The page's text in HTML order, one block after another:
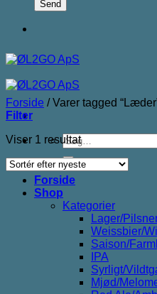
Søg
efter:
Forside
Shop
Kategorier
Lager/
Weissbier/
Saison/
IPA
Syrligt/
Mjød/
Forside /Varer tagged
Filter
Viser 1 resultat